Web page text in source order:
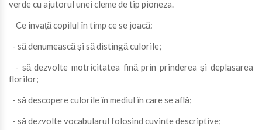
verde cu ajutorul unei cleme de tip pioneza.
Ce învață copilul în timp ce se joacă:
- să denumească și să distingă culorile;
- să dezvolte motricitatea fină prin prinderea și deplasarea
florilor;
- să descopere culorile în mediul în care se află;
- să dezvolte vocabularul folosind cuvinte descriptive;